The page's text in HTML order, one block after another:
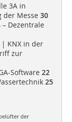
3A in
der Messe 30
– Dezentrale
KNX in der
zur
Software 22
25
der